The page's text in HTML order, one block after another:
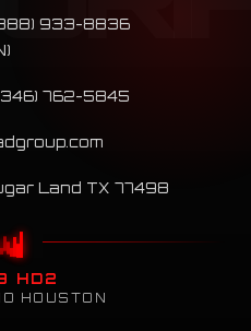
933-8836
(346) 762-5845
Land TX 77498
HD2
HOUSTON